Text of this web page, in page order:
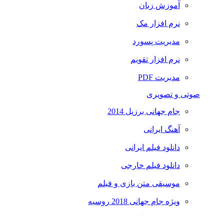
آموزش زبان
نرم افزار مک
مدیریت پسورد
نرم افزار تقویم
مدیریت PDF
صوتی و تصویری
جام جهانی برزیل 2014
آهنگ ایرانی
دانلود فیلم ایرانی
دانلود فیلم خارجی
موسیقی متن بازی و فیلم
ویژه جام جهانی 2018 روسیه